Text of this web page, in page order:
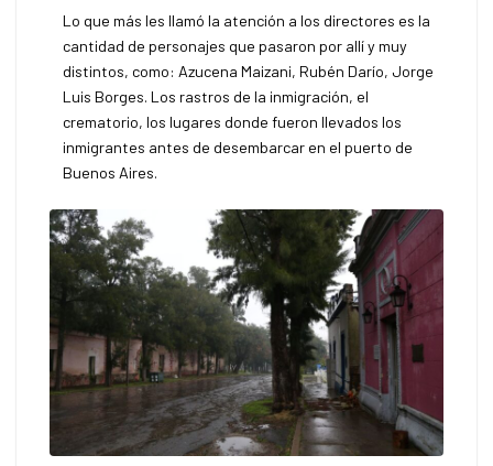
Lo que más les llamó la atención a los directores es la
cantidad de personajes que pasaron por allí y muy
distintos, como: Azucena Maizani, Rubén Darío, Jorge
Luis Borges. Los rastros de la inmigración, el
crematorio, los lugares donde fueron llevados los
inmigrantes antes de desembarcar en el puerto de
Buenos Aires.